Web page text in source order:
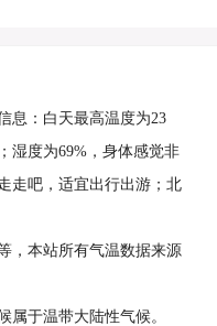
息：白天最高温度为23
湿度为69%，身体感觉非
走吧，适宜出行出游；北
，本站所有气温数据来源
属于温带大陆性气候。